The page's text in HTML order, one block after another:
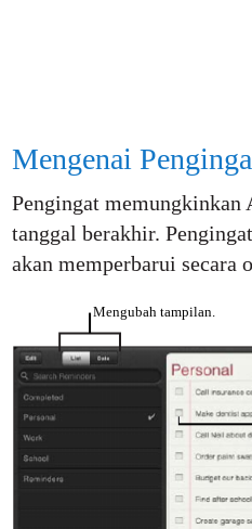
Mengenai
Pengingat memungkinkan
tanggal berakhir.
akan memperbarui secara
Mengubah tampilan.